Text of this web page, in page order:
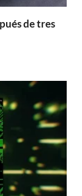
de tres